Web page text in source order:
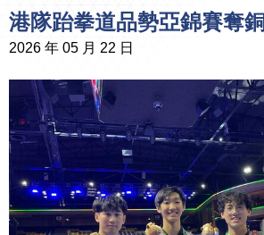
港隊跆拳道品勢亞錦賽奪銅
2026 年 05 月 22 日